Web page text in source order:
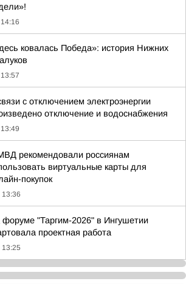
14:16
ковалась Победа»: история Нижних
13:57
с отключением электроэнергии
отключение и водоснабжения
13:49
рекомендовали россиянам
виртуальные карты для
покупок
13:36
"Таргим-2026" в Ингушетии
проектная работа
13:25